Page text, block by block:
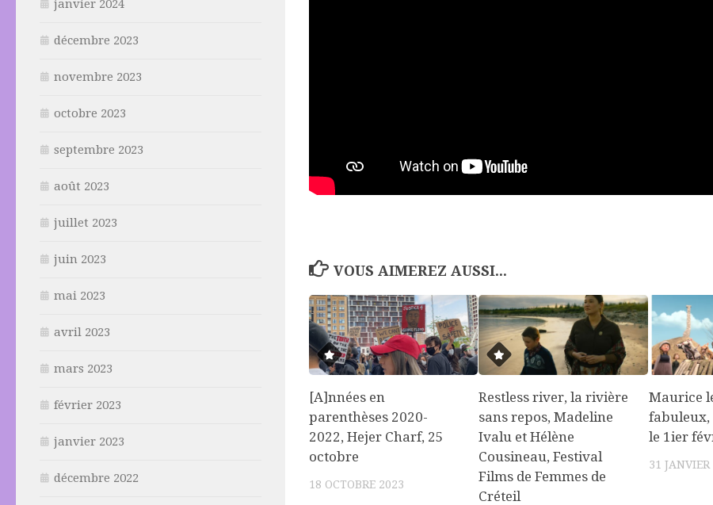
VOUS AIMEREZ AUSSI...
[A]nnées en
parenthèses 2020-
2022, Hejer Charf, 25
octobre
18 OCTOBRE 2023
Restless river, la rivière
sans repos, Madeline
Ivalu et Hélène
Cousineau, Festival
Films de Femmes de
Créteil
Maurice
fabuleux,
le 1ier
31 JANVIER
janvier 2024
décembre 2023
novembre 2023
octobre 2023
septembre 2023
août 2023
juillet 2023
juin 2023
mai 2023
avril 2023
mars 2023
février 2023
janvier 2023
décembre 2022